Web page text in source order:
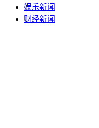
娱乐新闻
财经新闻